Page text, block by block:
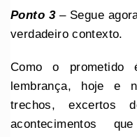
Ponto 3 – Segue
verdadeiro contexto.
Como o prometido
lembrança, hoje e
trechos, excertos
acontecimentos